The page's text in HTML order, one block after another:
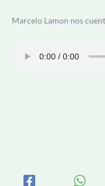
Marcelo Lamon nos